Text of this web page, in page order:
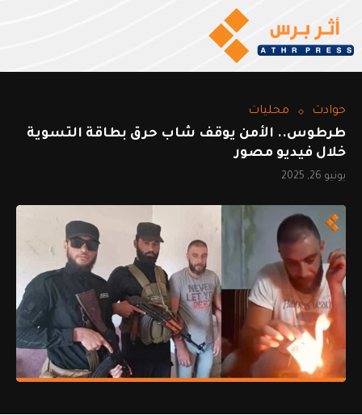
حوادث محليات
طرطوس.. الأمن يوقف شاب حرق بطاقة التسوية
خلال فيديو مصور
يونيو 26, 2025